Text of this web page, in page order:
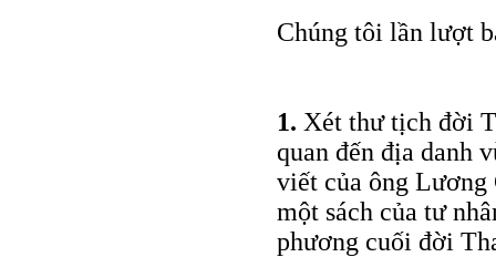
Chúng tôi lần lượt
1. Xét thư tịch đời
quan đến địa danh
viết của ông Lương
một sách của tư
phương cuối đời